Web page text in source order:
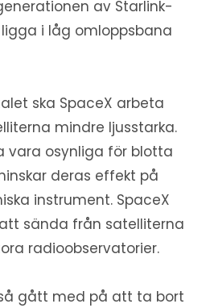
av Starlink-
i låg omloppsbana
ska SpaceX arbeta
mindre ljusstarka.
vara osynliga för blotta
deras effekt på
instrument. SpaceX
sända från satelliterna
radioobservatorier.
gått med på att ta bort